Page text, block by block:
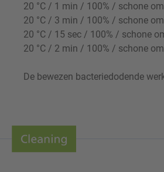
20 °C / 1 min / 100% / schone
20 °C / 3 min / 100% / schone
20 °C / 15 sec / 100% / schone
20 °C / 2 min / 100% / schone
De bewezen bacteriedodende